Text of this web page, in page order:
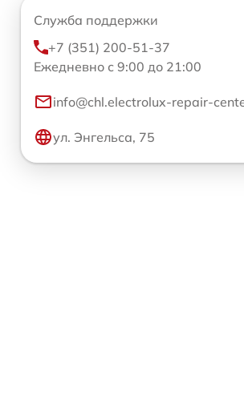
Служба поддержки
+7 (351) 200-51-37
Ежедневно с 9:00 до 21:00
info@chl.electrolux-repair-
ул. Энгельса, 75